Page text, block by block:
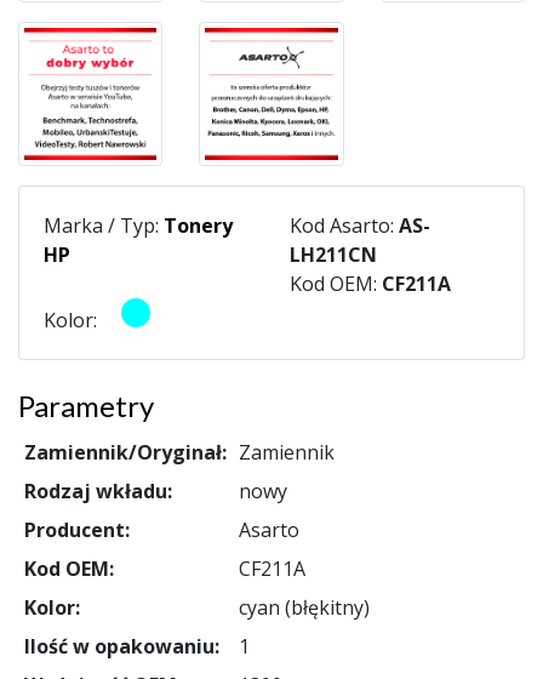
Marka / Typ: Tonery
HP
Kod Asarto: AS-
LH211CN
Kod OEM: CF211A
Kolor:
Parametry
Zamiennik/Oryginał: Zamiennik
Rodzaj wkładu:
nowy
Producent:
Asarto
Kod OEM:
CF211A
Kolor:
cyan (błękitny)
Ilość w opakowaniu:
1